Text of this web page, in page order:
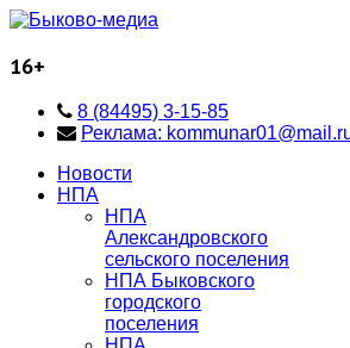
16+
8 (84495) 3-15-85
Реклама:
Новости
НПА
НПА
Александровского
сельского поселения
НПА Быковского
городского
поселения